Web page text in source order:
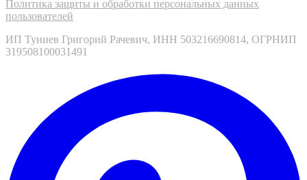
Политика защиты и обработки персональных данных
пользователей
ИП Туниев Григорий Рачевич, ИНН 503216690814, ОГРНИП
319508100031491